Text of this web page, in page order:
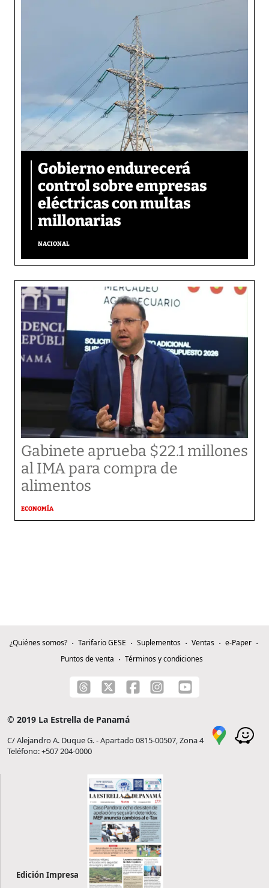
Gobierno endurecerá
control sobre empresas
eléctricas con multas
millonarias
NACIONAL
Gabinete aprueba $22.1 millones
al IMA para compra de
alimentos
ECONOMÍA
¿Quiénes somos? Tarifario GESE Suplementos Ventas
e-Paper
Puntos de venta
Términos y condiciones
© 2019 La Estrella de Panamá
C/ Alejandro A. Duque G. - Apartado 0815-00507, Zona 4
Teléfono: +507 204-0000
Edición Impresa